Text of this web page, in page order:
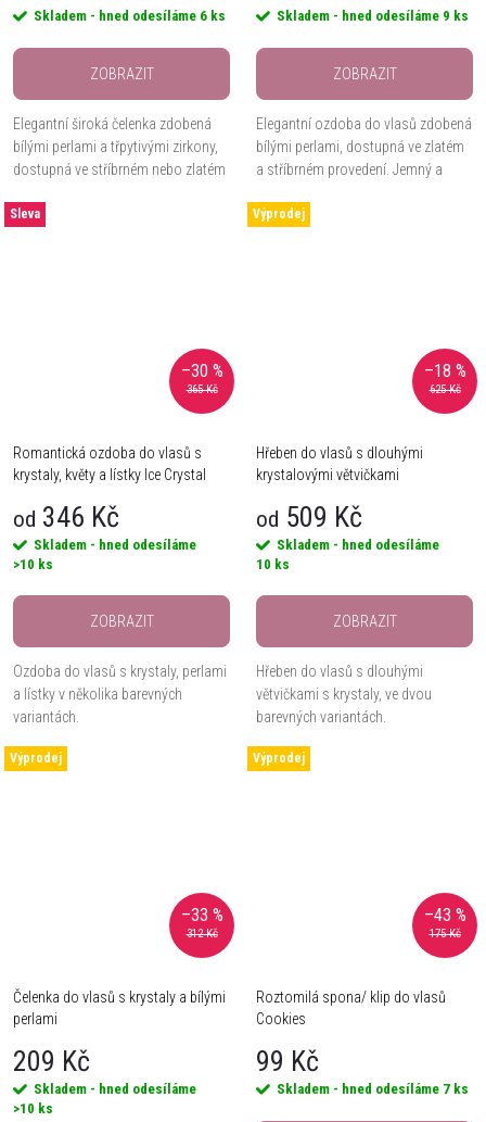
Skladem - hned odesíláme 6 ks
ZOBRAZIT
Elegantní široká čelenka zdobená
bílými perlami a třpytivými zirkony,
dostupná ve stříbrném nebo zlatém
Skladem - hned odesíláme 9 ks
ZOBRAZIT
Elegantní ozdoba do vlasů zdobená
bílými perlami, dostupná ve zlatém
a stříbrném provedení. Jemný a
příležitost.
Sleva
365 Kč
–30 %
Romantická ozdoba do vlasů s
krystaly, květy a lístky Ice Crystal
od 346 Kč
Skladem - hned odesíláme
>10 ks
ZOBRAZIT
Ozdoba do vlasů s krystaly, perlami
a lístky v několika barevných
variantách.
Výprodej
625 Kč
–18 %
Hřeben do vlasů s dlouhými
krystalovými větvičkami
od 509 Kč
Skladem - hned odesíláme
10 ks
ZOBRAZIT
Hřeben do vlasů s dlouhými
větvičkami s krystaly, ve dvou
barevných variantách.
Výprodej
312 Kč
–33 %
Čelenka do vlasů s krystaly a bílými
perlami
209 Kč
Skladem - hned odesíláme
>10 ks
Výprodej
175 Kč
–43 %
Roztomilá spona/ klip do vlasů
Cookies
99 Kč
Skladem - hned odesíláme 7 ks